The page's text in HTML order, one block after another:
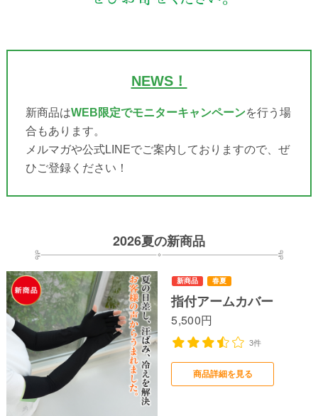
NEWS！
新商品はWEB限定でモニターキャンペーンを行う場
合もあります。
メルマガや公式LINEでご案内しておりますので、ぜ
ひご登録ください！
2026夏の新商品
8商品中（1-8)を表示
指付アームカバー
5,500円
3件
商品詳細を見る
新商品